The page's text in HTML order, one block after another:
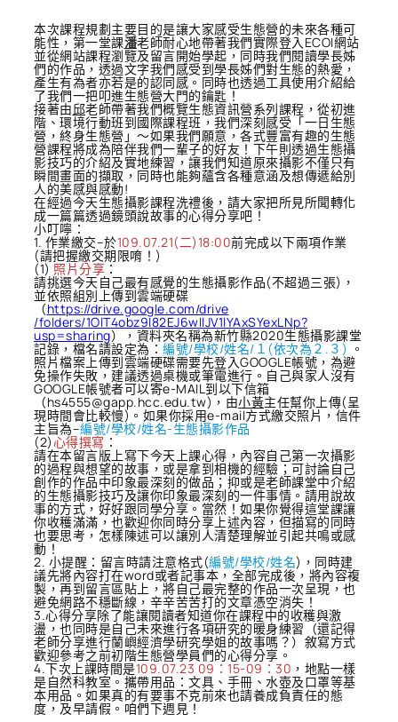
本次課程規劃主要目的是讓大家感受生態營的未來各種可
能性，第一堂課潘老師耐心地帶著我們實際登入ECOI網站
並從網站課程瀏覽及留言開始學起，同時我們閱讀學長姊
們的作品，透過文字我們感受到學長姊們對生態的熱愛，
產生有為者亦若是的認同感。同時也透過工具使用介紹給
了我們一把叩進生態營大門的鑰匙！
接著由邱老師帶著我們概覽生態資訊營系列課程，從初進
階、環境行動班到國際課程班，我們深刻感受「一日生態
營，終身生態營」～如果我們願意，各式豐富有趣的生態
營課程將成為陪伴我們一輩子的好友！下午則透過生態攝
影技巧的介紹及實地練習，讓我們知道原來攝影不僅只有
瞬間畫面的擷取，同時也能夠蘊含各種意涵及想傳遞給別
人的美感與感動!
在經過今天生態攝影課程洗禮後，請大家把所見所聞轉化
成一篇篇透過鏡頭說故事的心得分享吧！
小叮嚀：
1. 作業繳交–於109.07.21(二)18:00前完成以下兩項作業
(請把握繳交期限唷！)
(1) 照片分享 ：
請挑選今天自己最有感覺的生態攝影作品(不超過三張)，
並依照組別上傳到雲端硬碟
（https://drive.google.com/drive
/folders/1OlT4obz9I82EJ6wllJV1lYAxSYexLNp?
usp=sharing），資料夾名稱為新竹縣2020生態攝影課堂
記錄，檔名請設定為： 編號/學校/姓名/１(依次為２.３) 。
照片檔案上傳到雲端硬碟需要先登入GOOGLE帳號，為避
免操作失敗，建議透過桌機或筆電進行。自己與家人沒有
GOOGLE帳號者可以寄e-MAIL到以下信箱
（hs4555@gapp.hcc.edu.tw)，由小黃主任幫你上傳(呈
現時間會比較慢)。如果你採用e-mail方式繳交照片，信件
主旨為–編號/學校/姓名-生態攝影作品
(2)心得撰寫 ：
請在本留言版上寫下今天上課心得，內容自己第一次攝影
的過程與想望的故事，或是拿到相機的經驗；可討論自己
創作的作品中印象最深刻的做品；抑或是老師課堂中介紹
的生態攝影技巧及讓你印象最深刻的一件事情。請用說故
事的方式，好好跟同學分享。當然！如果你覺得這堂課讓
你收穫滿滿，也歡迎你同時分享上述內容，但描寫的同時
也要思考，怎樣陳述可以讓別人清楚理解並引起共鳴或感
動！
2. 小提醒：留言時請注意格式(編號/學校/姓名)，同時建
議先將內容打在word或者記事本，全部完成後，將內容複
製，再到留言區貼上，將自己最完整的作品一次呈現，也
避免網路不穩斷線，辛辛苦苦打的文章憑空消失！
3.心得分享除了能讓閱讀者知道你在課程中的收穫與激
盪，也同時是自己未來進行各項研究的暖身練習（還記得
老師分享進行蘭嶼經濟學研究學姐的故事嗎？）敘寫方式
歡迎參考之前初階生態營學員們的心得分享。
4.下次上課時間是109.07.23 09：15-09：30 ，地點一樣
是自然科教室。攜帶用品：文具、手冊、水壺及口罩等基
本用品。如果真的有要事不克前來也請養成負責任的態
度，及早請假。咱們下週見！